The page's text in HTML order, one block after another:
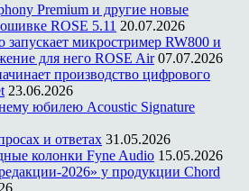
Premium и другие новые
ROSE 5.11 20.07.2026
запускает микростример RW800 и
для него ROSE Air 07.07.2026
производство цифрового
23.06.2026
юбилею Acoustic Signature
и ответах 31.05.2026
колонки Fyne Audio 15.05.2026
2026» у продукции Chord